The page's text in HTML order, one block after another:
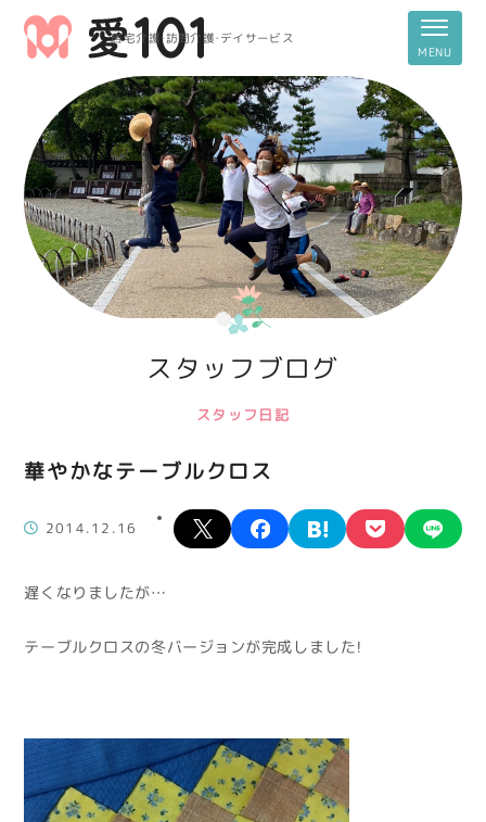
居宅介護・訪問介護・デイサービス
スタッフブログ
スタッフ日記
華やかなテーブルクロス
2014.12.16
X facebookhatena pocket
遅くなりましたが…
テーブルクロスの冬バージョンが完成しました！